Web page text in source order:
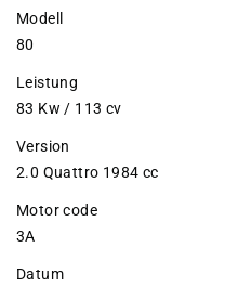
Modell
80
Leistung
83 Kw / 113 cv
Version
2.0 Quattro 1984 cc
Motor code
3A
Datum